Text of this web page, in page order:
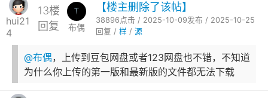
hui21
4
13楼
回复
布偶
【楼主删除了该帖】
38896点击 / 2025-10-09发布 / 2025-10-25
回复 / 样/ 源
@布偶，上传到豆包网盘或者123网盘也不错，不知道
为什么你上传的第一版和最新版的文件都无法下载